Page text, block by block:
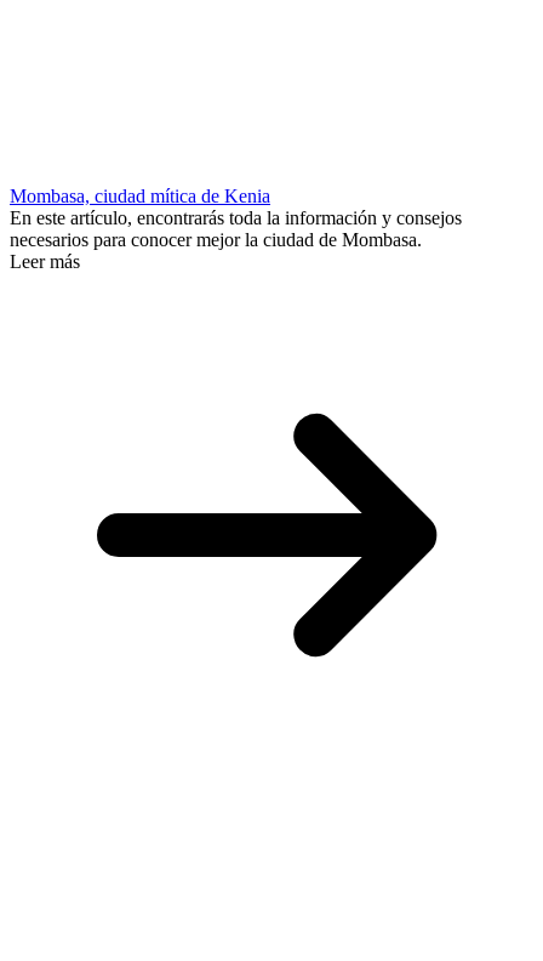
Mombasa, ciudad mítica de Kenia
En este artículo, encontrarás toda la información y consejos
necesarios para conocer mejor la ciudad de Mombasa.
Leer más